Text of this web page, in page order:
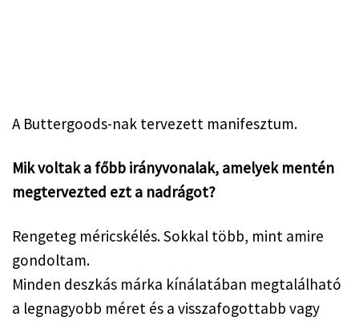
A Buttergoods-nak tervezett manifesztum.
Mik voltak a főbb irányvonalak, amelyek mentén
megtervezted ezt a nadrágot?
Rengeteg méricskélés. Sokkal több, mint amire
gondoltam.
Minden deszkás márka kínálatában megtalálható
a legnagyobb méret és a visszafogottabb vagy